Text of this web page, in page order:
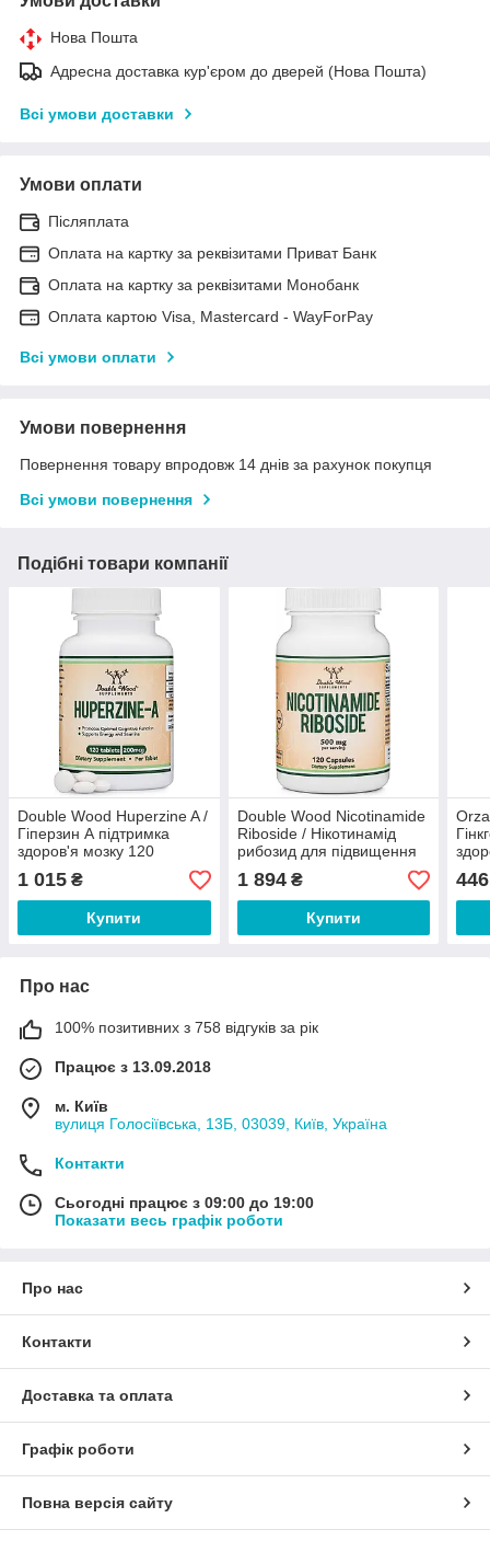
Нова Пошта
Адресна доставка кур'єром до дверей (Нова Пошта)
Всі умови доставки
Умови оплати
Післяплата
Оплата на картку за реквізитами Приват Банк
Оплата на картку за реквізитами Монобанк
Оплата картою Visa, Mastercard - WayForPay
Всі умови оплати
Умови повернення
Повернення товару впродовж 14 днів за рахунок покупця
Всі умови повернення
Подібні товари компанії
Double Wood Huperzine A /
Гіперзин А підтримка
здоров'я мозку 120
таблеток
1 015 ₴
Купити
Double Wood Nicotinamide
Riboside / Нікотинамід
рибозид для підвищення
НАД+ 120 капсул
1 894₴
Купити
446
Про нас
100% позитивних з 758 відгуків за рік
Працює з 13.09.2018
м. Київ
вулиця Голосіївська, 13Б, 03039, Київ, Україна
Контакти
Сьогодні працює з 09:00 до 19:00
Показати весь графік роботи
Про нас
Контакти
Доставка та оплата
Графік роботи
Повна версія сайту